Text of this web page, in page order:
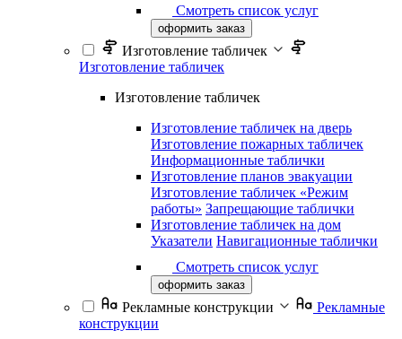
Смотреть список услуг
оформить заказ
Изготовление табличек
Изготовление табличек
Изготовление табличек
Изготовление табличек на дверь
Изготовление пожарных табличек
Информационные таблички
Изготовление планов эвакуации
Изготовление табличек «Режим
работы» Запрещающие таблички
Изготовление табличек на дом
Указатели Навигационные таблички
Смотреть список услуг
оформить заказ
Рекламные конструкции
Рекламные
конструкции